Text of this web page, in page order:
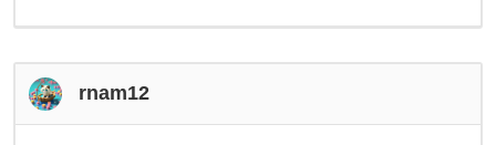
す
出
会
い
は
２
rnam12